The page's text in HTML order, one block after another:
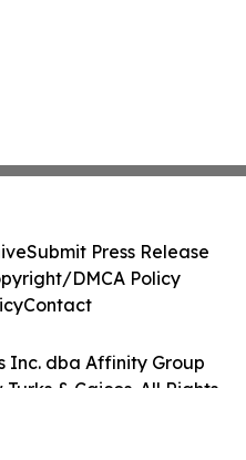
Inc. dba Affinity Group
& Caicos. All Rights
Submit Press Release
DMCA Policy
Contact